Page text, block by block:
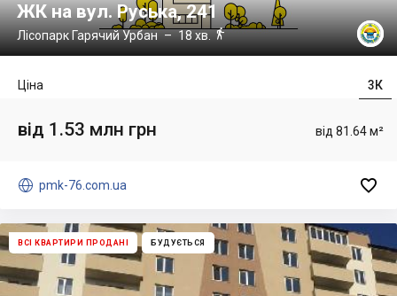
ЖК на вул. Руська, 241
Лісопарк Гарячий Урбан– 18 хв. 
3К
Ціна
від 81.64 м²
від 1.53 млн грн
 pmk-76.com.ua 
ВСІ КВАРТИРИ ПРОДАНІ БУДУЄТЬСЯ